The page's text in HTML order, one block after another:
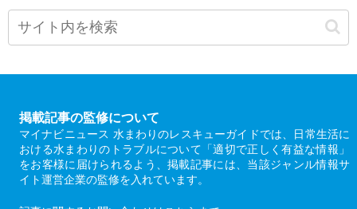
掲載記事の監修について
マイナビニュース 水まわりのレスキューガイドでは、日常生活に
おける水まわりのトラブルについて「適切で正しく有益な情報」
をお客様に届けられるよう、掲載記事には、当該ジャンル情報サ
イト運営企業の監修を入れています。